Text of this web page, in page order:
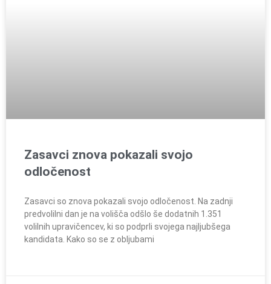
Zasavci znova pokazali svojo
odločenost
Zasavci so znova pokazali svojo odločenost. Na zadnji
predvolilni dan je na volišča odšlo še dodatnih 1.351
volilnih upravičencev, ki so podprli svojega najljubšega
kandidata. Kako so se z obljubami